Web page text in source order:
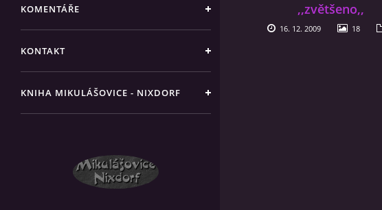
KOMENTÁŘE
KONTAKT
KNIHA MIKULÁŠOVICE - NIXDORF
,,zvětšeno,,
16. 12. 2009 18